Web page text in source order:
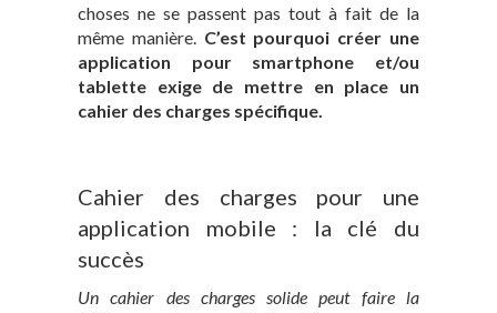
choses ne se passent pas tout à fait de la
même manière. C’est pourquoi créer une
application pour smartphone et/ou
tablette exige de mettre en place un
cahier des charges spécifique.
Cahier des charges pour une
application mobile : la clé du
succès
Un cahier des charges solide peut faire la